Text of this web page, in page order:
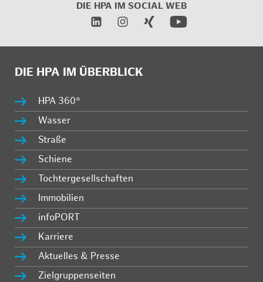
DIE HPA IM SOCIAL WEB
DIE HPA IM ÜBERBLICK
HPA 360°
Wasser
Straße
Schiene
Tochtergesellschaften
Immobilien
infoPORT
Karriere
Aktuelles & Presse
Zielgruppenseiten